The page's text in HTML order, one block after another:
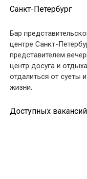
Санкт-Петербург
Бар
центре Санкт-
представителем
центр досуга и
отдалиться от суеты
жизни.
Доступных